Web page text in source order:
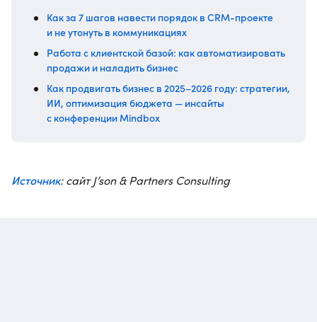
Как за 7 шагов навести порядок в CRM-проекте
и не утонуть в коммуникациях
Работа с клиентской базой: как автоматизировать
продажи и наладить бизнес
Как продвигать бизнес в 2025–2026 году: стратегии,
ИИ, оптимизация бюджета — инсайты
с конференции Mindbox
Источник: сайт J’son & Partners Consulting